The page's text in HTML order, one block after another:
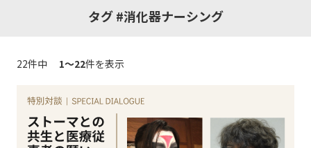
タグ #消化器ナーシング
22件中 1～22件を表示